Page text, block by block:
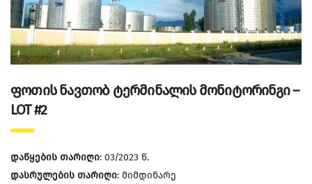
ფოთის ნავთობ ტერმინალის მონიტორინგი –
LOT #2
დაწყების თარიღი: 03/2023 წ.
დასრულების თარიღი: მიმდინარე